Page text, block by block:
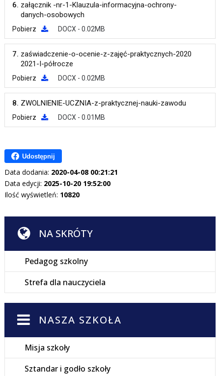
6. załącznik -nr-1-Klauzula-informacyjna-ochrony-
danych-osobowych
Pobierz DOCX - 0.02MB
7. zaświadczenie-o-ocenie-z-zajęć-praktycznych-2020
2021-I-półrocze
Pobierz DOCX - 0.02MB
8. ZWOLNIENIE-UCZNIA-z-praktycznej-nauki-zawodu
Pobierz DOCX - 0.01MB
Udostępnij
Data dodania: 2020-04-08 00:21:21
Data edycji: 2025-10-20 19:52:00
Ilość wyświetleń: 10820
NA SKRÓTY
Pedagog szkolny
Strefa dla nauczyciela
NASZA SZKOŁA
Misja szkoły
Sztandar i godło szkoły